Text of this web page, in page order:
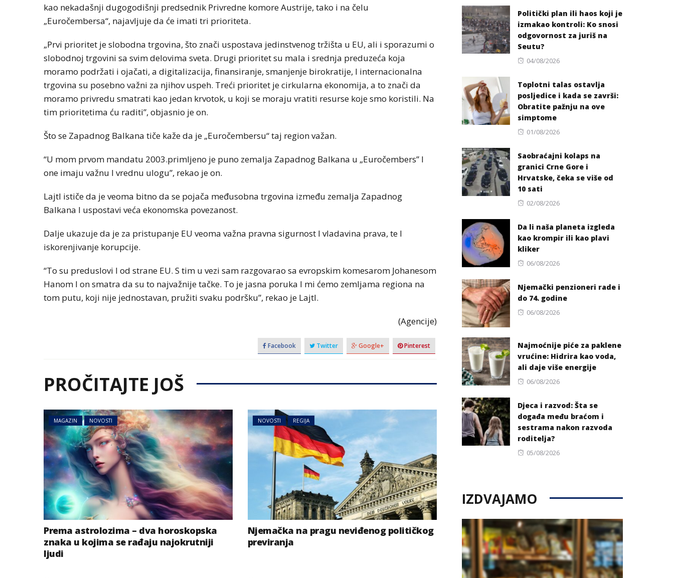
kao nekadašnji dugogodišnji predsednik Privredne komore Austrije, tako i na čelu
„Euročembersa“, najavljuje da će imati tri prioriteta.
„Prvi prioritet je slobodna trgovina, što znači uspostava jedinstvenog tržišta u EU, ali i sporazumi o
slobodnoj trgovini sa svim delovima sveta. Drugi prioritet su mala i srednja preduzeća koja
moramo podržati i ojačati, a digitalizacija, finansiranje, smanjenje birokratije, I internacionalna
trgovina su posebno važni za njihov uspeh. Treći prioritet je cirkularna ekonomija, a to znači da
moramo privredu smatrati kao jedan krvotok, u koji se moraju vratiti resurse koje smo koristili. Na
tim prioritetima ću raditi”, objasnio je on.
Što se Zapadnog Balkana tiče kaže da je „Euročembersu“ taj region važan.
“U mom prvom mandatu 2003.primljeno je puno zemalja Zapadnog Balkana u „Euročembers” I
one imaju važnu I vrednu ulogu”, rekao je on.
Lajtl ističe da je veoma bitno da se pojača međusobna trgovina između zemalja Zapadnog
Balkana I uspostavi veća ekonomska povezanost.
Dalje ukazuje da je za pristupanje EU veoma važna pravna sigurnost I vladavina prava, te I
iskorenjivanje korupcije.
“To su preduslovi I od strane EU. S tim u vezi sam razgovarao sa evropskim komesarom Johanesom
Hanom I on smatra da su to najvažnije tačke. To je jasna poruka I mi ćemo zemljama regiona na
tom putu, koji nije jednostavan, pružiti svaku podršku”, rekao je Lajtl.
(Agencije)
Facebook Twitter Google+ Pinterest
PROČITAJTE JOŠ
MAGAZIN NOVOSTI
Prema astrolozima – dva horoskopska
znaka u kojima se rađaju najokrutniji
ljudi
NOVOSTI REGIJA
Njemačka na pragu neviđenog političkog
previranja
Politički plan ili haos koji je
izmakao kontroli: Ko snosi
odgovornost za juriš na
Seutu?
Posted
04/08/2026
Toplotni talas ostavlja
posljedice i kada se završi:
Obratite pažnju na ove
simptome
Posted
01/08/2026
Saobraćajni kolaps na
granici Crne Gore i
Hrvatske, čeka se više od
10 sati
Posted
02/08/2026
Da li naša planeta izgleda
kao krompir ili kao plavi
kliker
Posted
06/08/2026
Njemački penzioneri rade i
do 74. godine
Posted
06/08/2026
Najmoćnije piće za paklene
vrućine: Hidrira kao voda,
ali daje više energije
Posted
06/08/2026
Djeca i razvod: Šta se
događa među braćom i
sestrama nakon razvoda
roditelja?
Posted
05/08/2026
IZDVAJAMO